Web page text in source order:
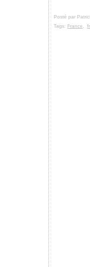
Posté par
Tags: France